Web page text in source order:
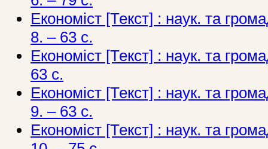
Економіст [Текст] : наук. та
8. – 63 c.
Економіст [Текст] : наук. та
63 с.
Економіст [Текст] : наук. та
9. – 63 c.
Економіст [Текст] : наук. та